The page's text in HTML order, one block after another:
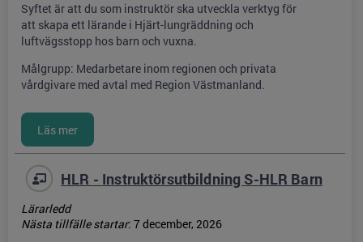
Syftet är att du som instruktör ska utveckla verktyg för
att skapa ett lärande i Hjärt-lungräddning och
luftvägsstopp hos barn och vuxna.
Målgrupp: Medarbetare inom regionen och privata
vårdgivare med avtal med Region Västmanland.
HLR - Instruktörsutbildning S-HLR Barn
Lärarledd
Nästa tillfälle startar: 7 december, 2026